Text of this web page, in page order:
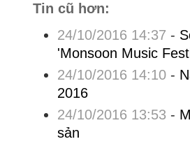
Tin cũ hơn:
24/10/2016 14:37 -
'Monsoon Music
24/10/2016 14:10-
2016
24/10/2016 13:53 -
sản